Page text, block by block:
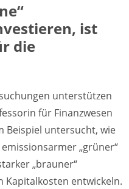
ist
die
unterstützen
für Finanzwesen
Beispiel untersucht, wie
„grüner“
„brauner“
entwickeln.